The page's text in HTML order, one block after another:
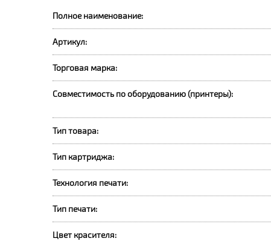
Полное наименование:
Артикул:
Торговая марка:
Совместимость по оборудованию (принтеры):
Тип товара:
Тип картриджа:
Технология печати:
Тип печати:
Цвет красителя: